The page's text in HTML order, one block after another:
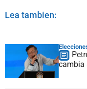
Lea tambien:
cambia